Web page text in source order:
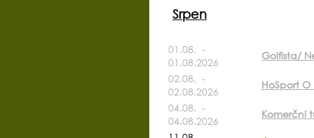
Srpen
01.08. -
01.08.2026
Golfista/
02.08. -
02.08.2026
HoSport
04.08. -
04.08.2026
Komerční